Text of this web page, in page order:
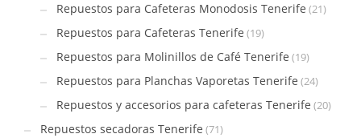
Repuestos para Cafeteras Monodosis Tenerife (21)
Repuestos para Cafeteras Tenerife (19)
Repuestos para Molinillos de Café Tenerife (19)
Repuestos para Planchas Vaporetas Tenerife (24)
Repuestos y accesorios para cafeteras Tenerife (20)
Repuestos secadoras Tenerife (71)